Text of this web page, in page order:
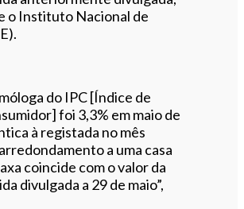
o Instituto Nacional de
do IPC [Índice de
foi 3,3% em maio de
à registada no mês
a uma casa
coincide com o valor da
divulgada a 29 de maio”,